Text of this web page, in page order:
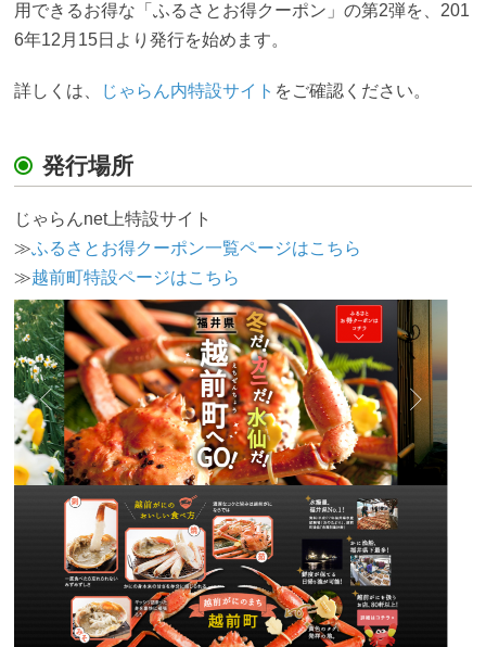
用できるお得な「ふるさとお得クーポン」の第2弾を、201
6年12月15日より発行を始めます。
詳しくは、 じゃらん内特設サイト をご確認ください。
発行場所
じゃらんnet上特設サイト
≫ふるさとお得クーポン一覧ページはこちら
≫越前町特設ページはこちら